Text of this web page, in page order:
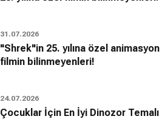
31.07.2026
"Shrek"in 25. yılına özel animasyon
filmin bilinmeyenleri!
24.07.2026
Çocuklar İçin En İyi Dinozor Temalı